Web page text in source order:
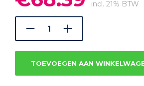
prijs
was:
€94.99.
prijs
incl. 21% BTW
TOEVOEGEN AAN